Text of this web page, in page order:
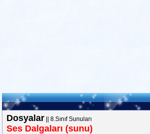
Dosyalar|| 8.Sınıf Sunuları
Ses Dalgaları (sunu)